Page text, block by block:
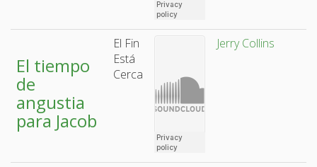
El tiempo
de
angustia
para Jacob
El Fin
Está
Cerca
Jerry Collins